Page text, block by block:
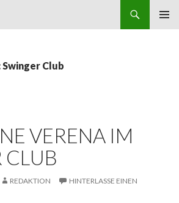
Club
VERENA IM
CLUB
REDAKTION
HINTERLASSE EINEN